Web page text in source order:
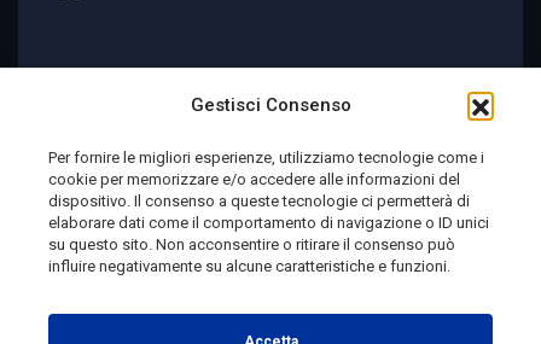
Gestisci Consenso
Per fornire le migliori esperienze, utilizziamo tecnologie come i
cookie per memorizzare e/o accedere alle informazioni del
dispositivo. Il consenso a queste tecnologie ci permetterà di
elaborare dati come il comportamento di navigazione o ID unici
su questo sito. Non acconsentire o ritirare il consenso può
influire negativamente su alcune caratteristiche e funzioni.
Telemolise - reg. Tribunale di Campobasso n. 133 del
10/08/1982 - Direttore Responsabile:MANUELA
PETESCIA